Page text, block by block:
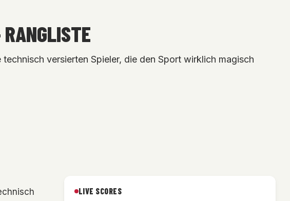
versierten Spieler, die den Sport wirklich magisch
LIVE SCORES